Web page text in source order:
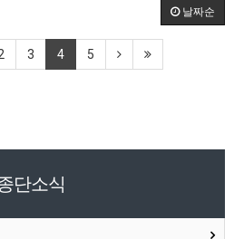
날짜순
3 4 5
단소식